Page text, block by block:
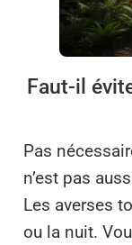
Faut-il
Pas
n’est pas
Les averses
ou la nuit.